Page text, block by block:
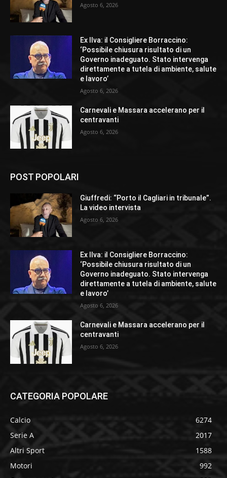
Agosto 6, 2026
Ex Ilva: il Consigliere Borraccino:
‘Possibile chiusura risultato di un
Governo inadeguato. Stato intervenga
direttamente a tutela di ambiente, salute
e lavoro’
Agosto 6, 2026
Carnevali e Massara accelerano per il
centravanti
Agosto 6, 2026
POST POPOLARI
Giuffredi: “Porto il Cagliari in tribunale”.
La video intervista
Agosto 6, 2026
Ex Ilva: il Consigliere Borraccino:
‘Possibile chiusura risultato di un
Governo inadeguato. Stato intervenga
direttamente a tutela di ambiente, salute
e lavoro’
Agosto 6, 2026
Carnevali e Massara accelerano per il
centravanti
Agosto 6, 2026
CATEGORIA POPOLARE
Calcio
6274
Serie A
2017
Altri Sport
1588
Motori
992